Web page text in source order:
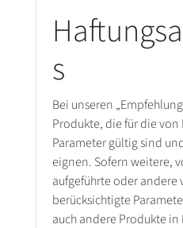
s
Bei unseren
Produkte, die für die
Parameter gültig sind
eignen. Sofern weitere,
aufgeführte oder
berücksichtigte
auch andere Produkte